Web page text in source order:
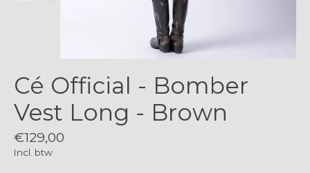
Cé Official - Bomber
Vest Long - Brown
€129,00
Incl. btw